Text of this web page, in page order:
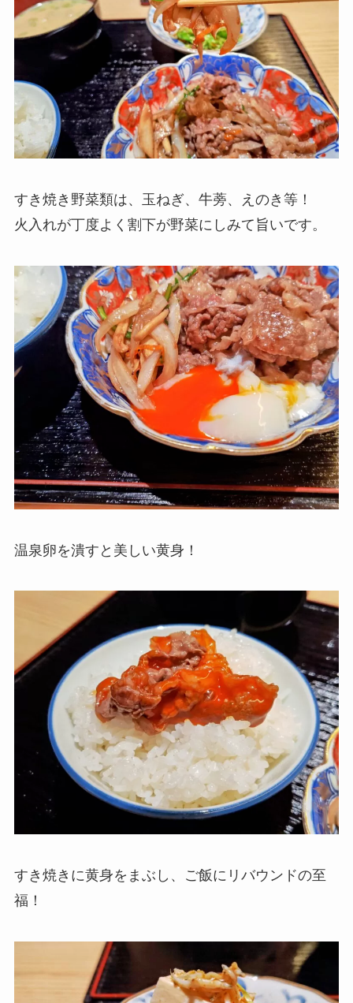
すき焼き野菜類は、玉ねぎ、牛蒡、えのき等！
火入れが丁度よく割下が野菜にしみて旨いです。
温泉卵を潰すと美しい黄身！
すき焼きに黄身をまぶし、ご飯にリバウンドの至
福！